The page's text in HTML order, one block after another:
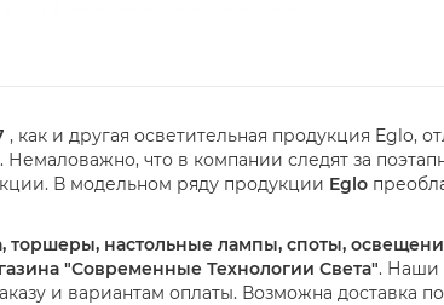
, как и другая осветительная продукция Eglo,
что в компании следят за
В модельном ряду продукции Eglo
торшеры, настольные лампы, споты,
"Современные Технологии Света". Наши
и вариантам оплаты. Возможна доставка